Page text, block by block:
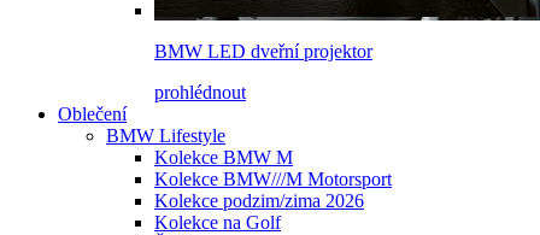
BMW LED dveřní projektor
prohlédnout
Oblečení
BMW Lifestyle
Kolekce BMW M
Kolekce BMW///M Motorsport
Kolekce podzim/zima 2026
Kolekce na Golf